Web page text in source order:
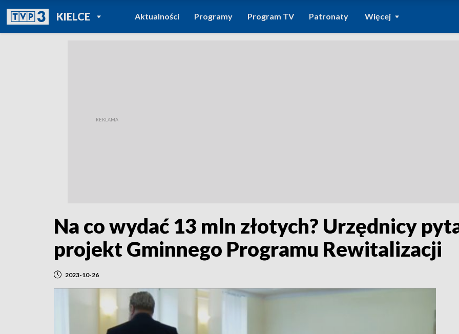
KIELCEPOWRÓT DO
TVP REGIONY
Aktualności Programy Program TV Patronaty Więcej
Na co wydać 13 mln złotych? Urzędnicy
projekt Gminnego Programu Rewitalizacji
2023-10-26